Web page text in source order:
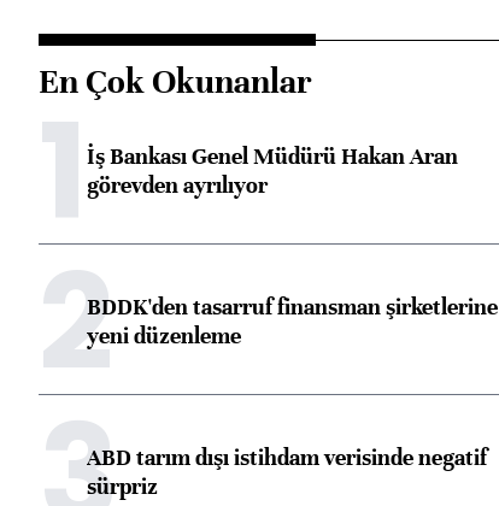
En Çok Okunanlar
1İş Bankası Genel Müdürü Hakan Aran
görevden ayrılıyor
2BDDK'den tasarruf finansman şirketlerine
yeni düzenleme
ABD tarım dışı istihdam verisinde negatif
sürpriz